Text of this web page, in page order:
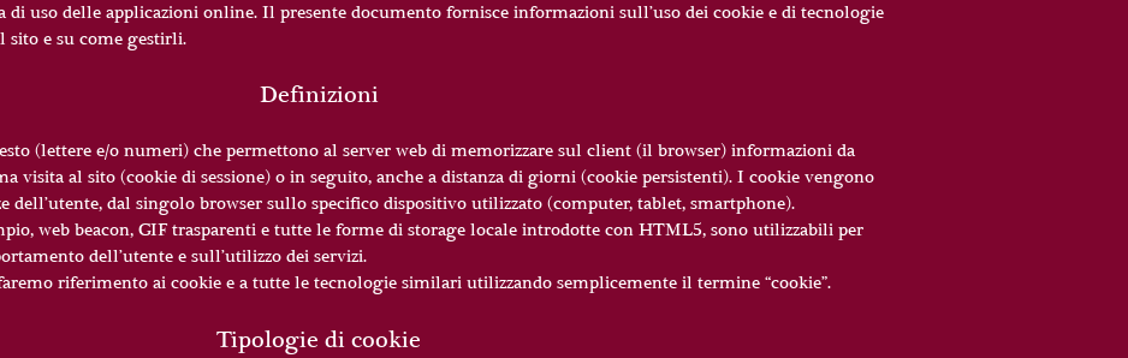
di uso delle applicazioni online. Il presente documento fornisce informazioni sull’uso dei cookie e di tecnologie
sito e su come gestirli.
Definizioni
(lettere e/o numeri) che permettono al server web di memorizzare sul client (il browser) informazioni da
visita al sito (cookie di sessione) o in seguito, anche a distanza di giorni (cookie persistenti). I cookie vengono
dell’utente, dal singolo browser sullo specifico dispositivo utilizzato (computer, tablet, smartphone).
web beacon, GIF trasparenti e tutte le forme di storage locale introdotte con HTML5, sono utilizzabili per
dell’utente e sull’utilizzo dei servizi.
riferimento ai cookie e a tutte le tecnologie similari utilizzando semplicemente il termine “cookie”.
Tipologie di cookie